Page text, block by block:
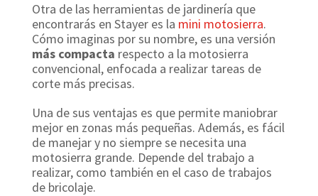
Otra de las herramientas de jardinería que
encontrarás en Stayer es la mini motosierra.
Cómo imaginas por su nombre, es una versión
más compacta respecto a la motosierra
convencional, enfocada a realizar tareas de
corte más precisas.
Una de sus ventajas es que permite maniobrar
mejor en zonas más pequeñas. Además, es fácil
de manejar y no siempre se necesita una
motosierra grande. Depende del trabajo a
realizar, como también en el caso de trabajos
de bricolaje.